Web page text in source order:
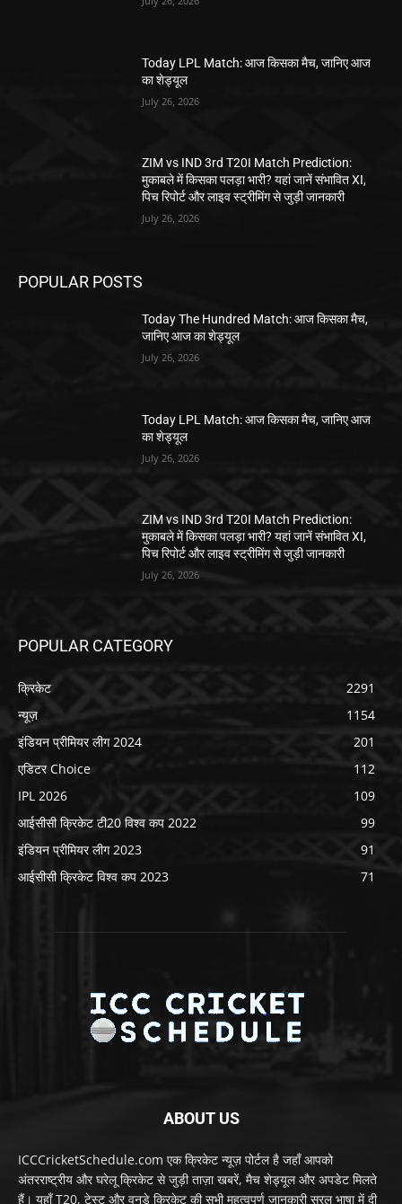
Today LPL Match: आज किसका मैच, जानिए आज
का शेड्यूल
July 26, 2026
ZIM vs IND 3rd T20I Match Prediction:
मुकाबले में किसका पलड़ा भारी? यहां जानें संभावित XI,
पिच रिपोर्ट और लाइव स्ट्रीमिंग से जुड़ी जानकारी
July 26, 2026
POPULAR POSTS
Today The Hundred Match: आज किसका मैच,
जानिए आज का शेड्यूल
July 26, 2026
Today LPL Match: आज किसका मैच, जानिए आज
का शेड्यूल
July 26, 2026
ZIM vs IND 3rd T20I Match Prediction:
मुकाबले में किसका पलड़ा भारी? यहां जानें संभावित XI,
पिच रिपोर्ट और लाइव स्ट्रीमिंग से जुड़ी जानकारी
July 26, 2026
POPULAR CATEGORY
क्रिकेट
2291
न्यूज़
1154
इंडियन प्रीमियर लीग 2024
201
एडिटर Choice
112
IPL 2026
109
आईसीसी क्रिकेट टी20 विश्व कप 2022
99
इंडियन प्रीमियर लीग 2023
91
आईसीसी क्रिकेट विश्व कप 2023
71
ABOUT US
ICCCricketSchedule.com एक क्रिकेट न्यूज़ पोर्टल है जहाँ आपको
अंतरराष्ट्रीय और घरेलू क्रिकेट से जुड़ी ताज़ा खबरें, मैच शेड्यूल और अपडेट मिलते
हैं। यहाँ T20, टेस्ट और वनडे क्रिकेट की सभी महत्वपूर्ण जानकारी सरल भाषा में दी